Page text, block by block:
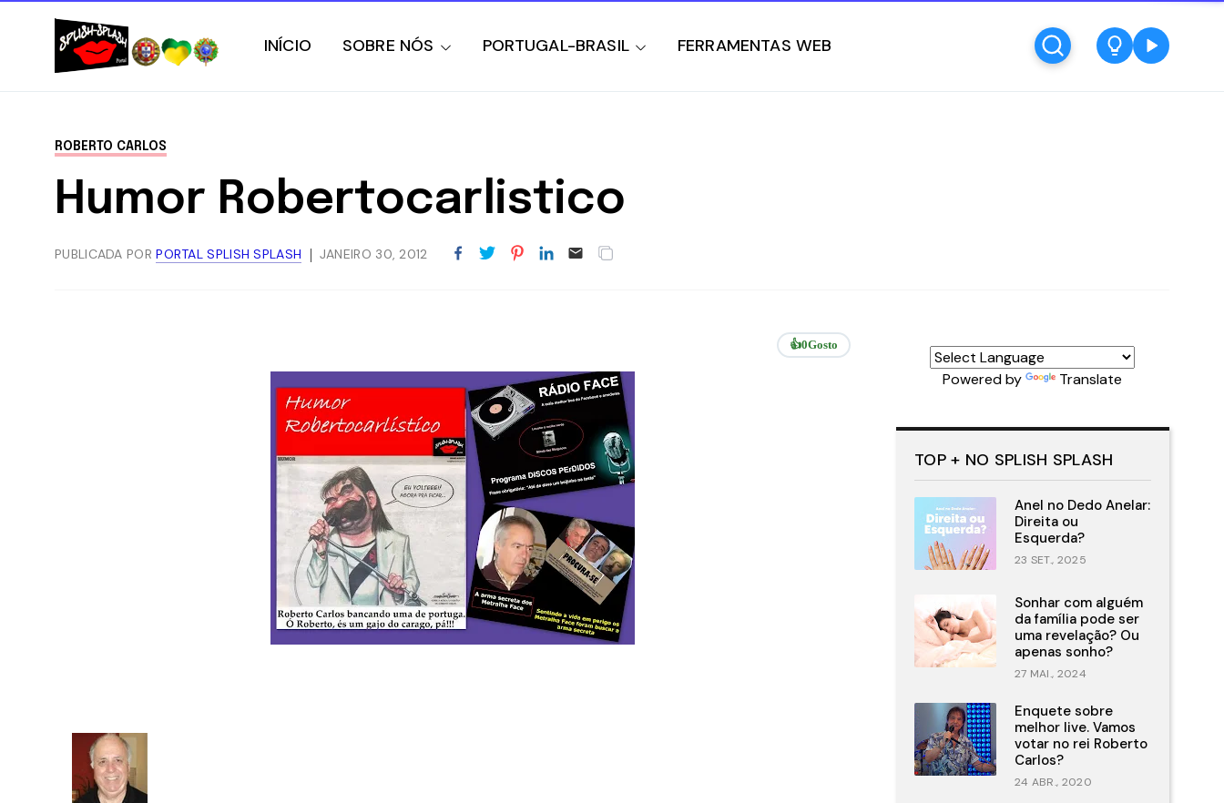
INÍCIO SOBRE NÓS PORTUGAL-BRASIL FERRAMENTAS WEB
ROBERTO CARLOS
Humor Robertocarlistico
PUBLICADA PORPORTAL SPLISH SPLASH JANEIRO 30, 2012
👍0Gosto
Powered by Translate
TOP + NO SPLISH SPLASH
Anel no Dedo Anelar:
Direita ou
Esquerda?
23 SET., 2025
Sonhar com alguém
da família pode ser
uma revelação? Ou
apenas sonho?
27 MAI., 2024
Enquete sobre
melhor live. Vamos
votar no rei Roberto
Carlos?
24 ABR., 2020